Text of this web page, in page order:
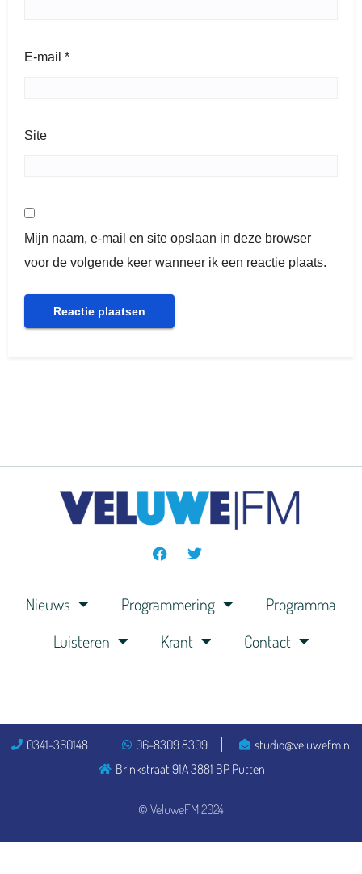
E-mail *
Site
Mijn naam, e-mail en site opslaan in deze browser
voor de volgende keer wanneer ik een reactie plaats.
Nieuws Programmering
Programma
Luisteren
Krant Contact
© VeluweFM 2024
0341-360148 06-8309 8309
studio@veluwefm.nl
Brinkstraat 91A 3881 BP Putten